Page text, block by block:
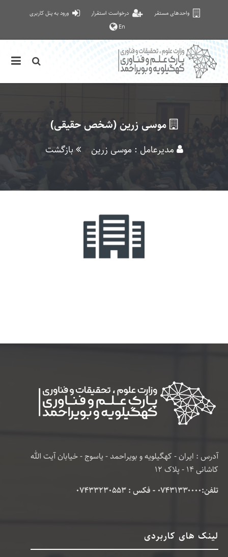
واحدهای مستقر درخواست استقرار
ورود به پنل کاربری
En
موسی زرین (شخص حقیقی)
مدیرعامل : موسی زرین بازگشت
آدرس : ایران - کهگیلویه و بویراحمد - یاسوج - خیابان آیت الله
کاشانی 14 - پلاک 12
تلفن:۰۷۴۳۱۳۳۰۰۰۰ - فکس : 07433230553
لینک های کاربردی